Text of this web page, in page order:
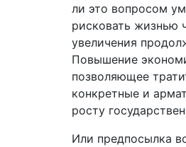
ли это вопросом
рисковать жизнью
увеличения
Повышение
позволяющее
конкретные и
росту
Или предпосылка